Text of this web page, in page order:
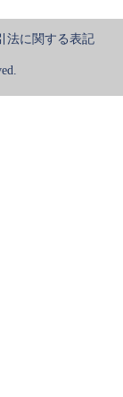
法に関する表記